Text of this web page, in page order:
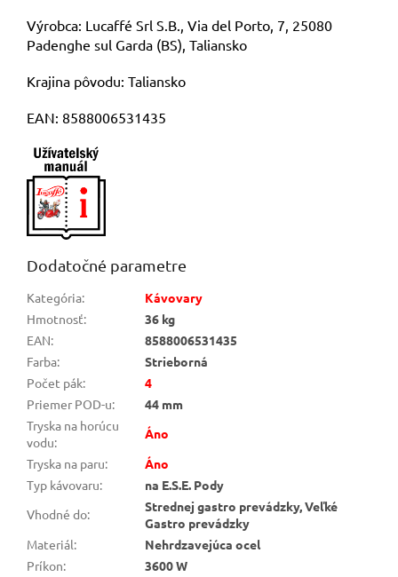
Výrobca: Lucaffé Srl S.B., Via del Porto, 7, 25080
Padenghe sul Garda (BS), Taliansko
Krajina pôvodu: Taliansko
EAN: 8588006531435
Dodatočné parametre
Kategória:
Kávovary
Hmotnosť:
36 kg
EAN:
8588006531435
Farba:
Strieborná
Počet pák:
4
Priemer POD-u:
44 mm
Tryska na horúcu
vodu:
Áno
Tryska na paru:
Áno
Typ kávovaru:
na E.S.E. Pody
Vhodné do:
Strednej gastro prevádzky, Veľké
Gastro prevádzky
Materiál:
Nehrdzavejúca ocel
Príkon:
3600 W